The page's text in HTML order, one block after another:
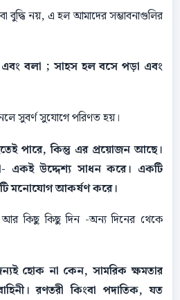
বুদ্ধি নয়, এ হল আমাদের সম্ভাবনাগুলির
এবং বলা ; সাহস হল বসে পড়া এবং
সুবর্ণ সুযােগে পরিণত হয়।
পারে, কিন্তু এর প্রয়ােজন আছে।
একই উদ্দেশ্য সাধন করে। একটি
মনােযােগ আকর্ষণ করে।
কিছু কিছু দিন -অন্য দিনের থেকে
হােক না কেন, সামরিক ক্ষমতার
রণতরী কিংবা পদাতিক, যত